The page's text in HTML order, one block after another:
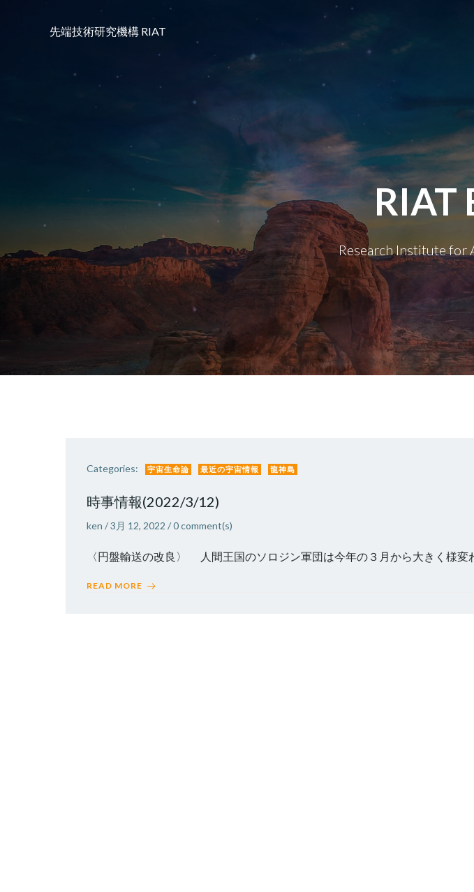
先端技術研究機構 RIAT
RIAT
Research Institute for
Categories: 宇宙生命論 最近の宇宙情報 龍神島
時事情報(2022/3/12)
ken /3月 12, 2022 /0comment(s)
〈円盤輸送の改良〉 人間王国のソロジン軍団は今年の３月から大きく様変
READ MORE